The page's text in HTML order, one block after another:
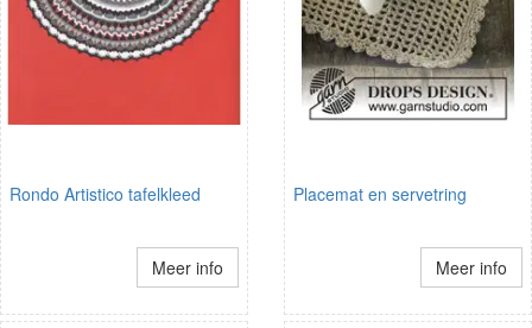
Rondo Artistico tafelkleed
Meer info
Placemat en servetring
Meer info